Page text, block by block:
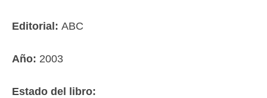
Editorial: ABC
Año: 2003
Estado del libro: